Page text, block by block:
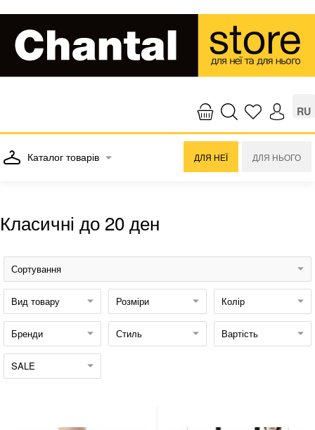
RU
Каталог товарів ДЛЯ НЕЇ ДЛЯ НЬОГО
Класичні до 20 ден
Сортування
Вид товару Розміри Колір
Бренди Стиль Вартість
SALE